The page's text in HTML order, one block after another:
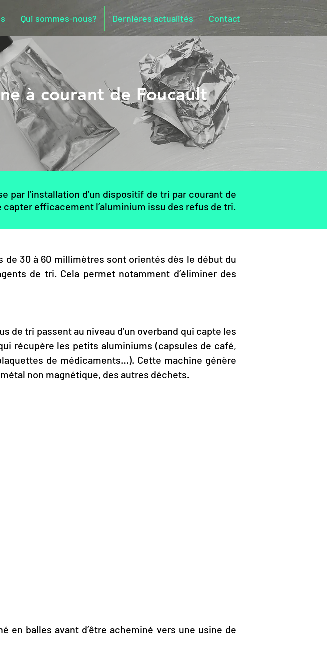
Qui sommes-nous? Dernières actualités Contact
à courant de Foucault
par l’installation d’un dispositif de tri par courant de
efficacement l’aluminium issu des refus de tri.
30 à 60 millimètres sont orientés dès le début du
de tri. Cela permet notamment d’éliminer des
de tri passent au niveau d’un overband qui capte les
récupère les petits aluminiums (capsules de café,
de médicaments…). Cette machine génère
non magnétique, des autres déchets.
en balles avant d’être acheminé vers une usine de